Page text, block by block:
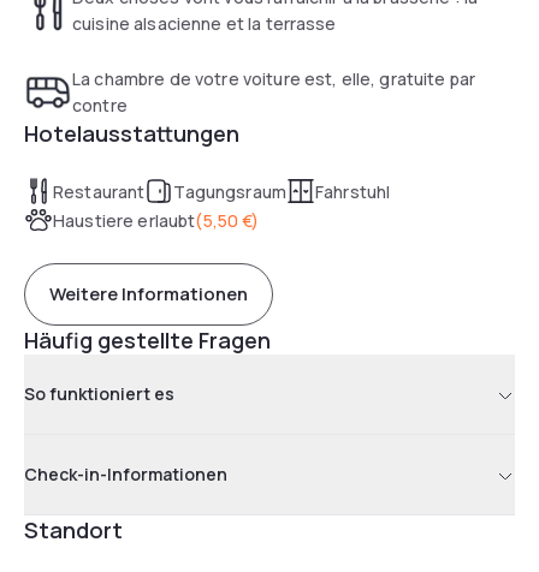
cuisine alsacienne et la terrasse
La chambre de votre voiture est, elle, gratuite par
contre
Hotelausstattungen
Restaurant Tagungsraum
Fahrstuhl
Haustiere erlaubt(5,50 €)
Weitere Informationen
Häufig gestellte Fragen
So funktioniert es
Check-in-Informationen
Standort